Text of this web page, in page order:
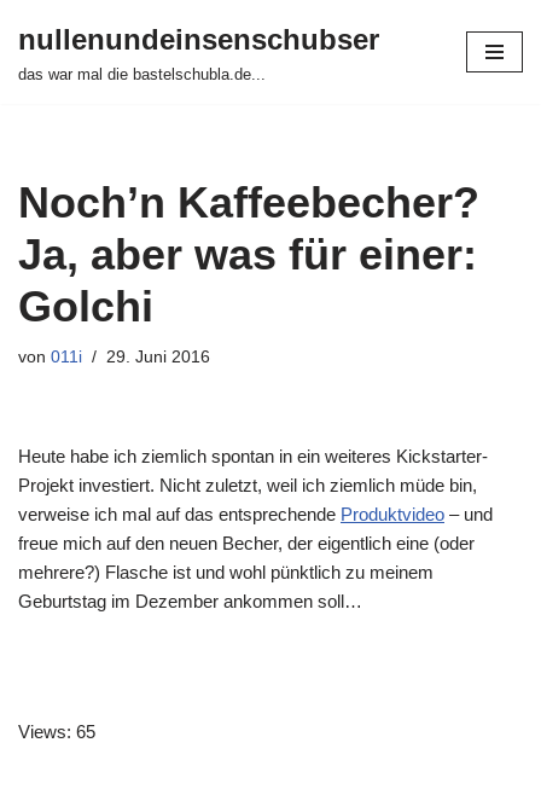
Zum
nullenundeinsenschubser
das war mal die bastelschubla.de...
Noch’n Kaffeebecher?
Ja, aber was für einer:
Golchi
von 011i 29. Juni 2016
Heute habe ich ziemlich spontan in ein weiteres Kickstarter-
Projekt investiert. Nicht zuletzt, weil ich ziemlich müde bin,
verweise ich mal auf das entsprechende Produktvideo – und
freue mich auf den neuen Becher, der eigentlich eine (oder
mehrere?) Flasche ist und wohl pünktlich zu meinem
Geburtstag im Dezember ankommen soll…
Views: 65